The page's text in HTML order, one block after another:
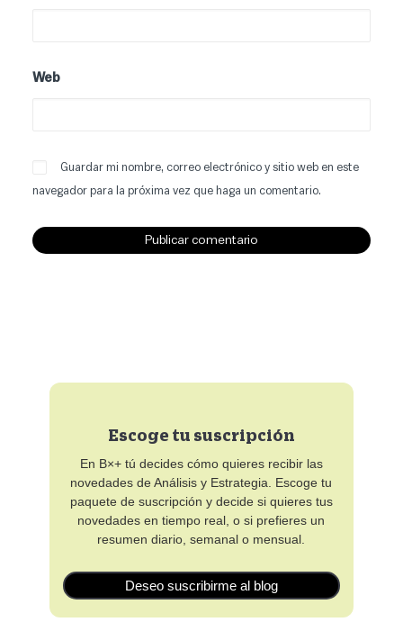
Web
Guardar mi nombre, correo electrónico y sitio web en este
navegador para la próxima vez que haga un comentario.
Escoge tu suscripción
En B×+ tú decides cómo quieres recibir las
novedades de Análisis y Estrategia. Escoge tu
paquete de suscripción y decide si quieres tus
novedades en tiempo real, o si prefieres un
resumen diario, semanal o mensual.
Deseo suscribirme al blog